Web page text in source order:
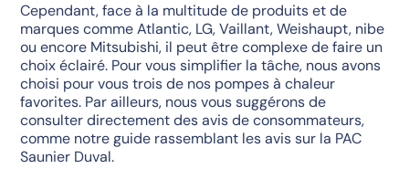
Cependant, face à la multitude de produits et de
marques comme Atlantic, LG, Vaillant, Weishaupt, nibe
ou encore Mitsubishi, il peut être complexe de faire un
choix éclairé. Pour vous simplifier la tâche, nous avons
choisi pour vous trois de nos pompes à chaleur
favorites. Par ailleurs, nous vous suggérons de
consulter directement des avis de consommateurs,
comme notre guide rassemblant les avis sur la PAC
Saunier Duval.